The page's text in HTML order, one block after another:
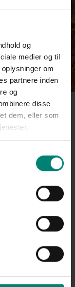
og
medier og til
om
partnere inden
og
disse
dem, eller som